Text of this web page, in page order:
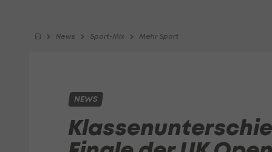
News Sport-Mix Mehr Sport
NEWS